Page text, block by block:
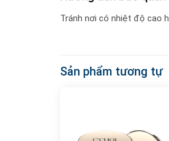
Tránh nơi có nhiệt độ cao
Sản phẩm tương tự